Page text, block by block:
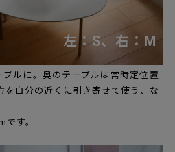
左：S、右：M
ルに。奥のテーブルは常時定位置
を自分の近くに引き寄せて使う、な
す。